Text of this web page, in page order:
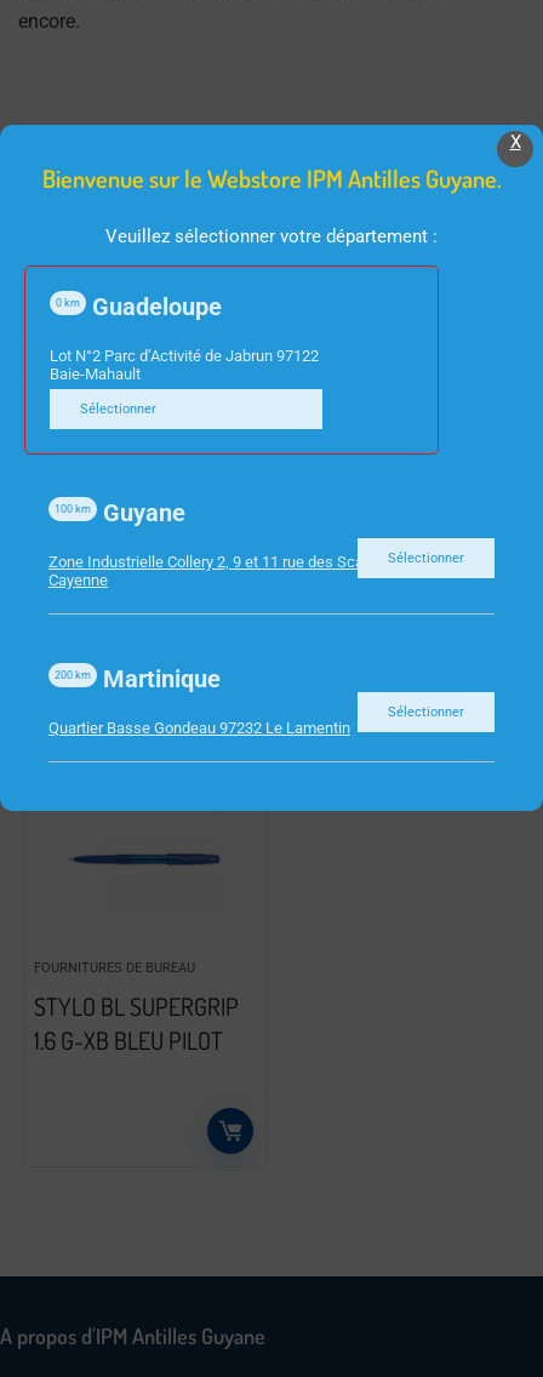
encore.
Produits Similaires
25MM BTE DE 12
ASSORTIES OXFORD
FOURNITURES DE BUREAU
STYLO BL SUPERGRIP
1.6 G-XB BLEU PILOT
A propos d'IPM Antilles Guyane
X
Bienvenue sur le Webstore IPM Antilles Guyane.
Veuillez sélectionner votre département :
Guadeloupe
0 km
Lot N°2 Parc d’Activité de Jabrun 97122
Baie-Mahault
Sélectionner
Guyane
100 km
Zone Industrielle Collery 2, 9 et 11 rue des Scarabees 97300
Cayenne
Sélectionner
Martinique
200 km
Quartier Basse Gondeau 97232 Le Lamentin
Sélectionner